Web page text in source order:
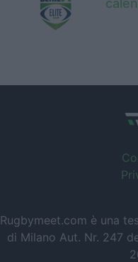
Rugbymeet.com è una
di Milano Aut. Nr. 247